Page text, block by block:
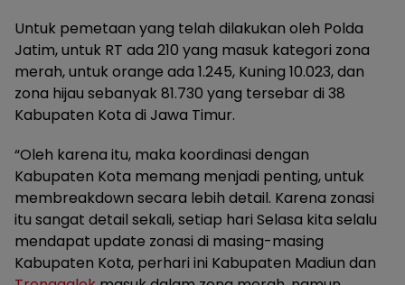
Untuk pemetaan yang telah dilakukan oleh Polda
Jatim, untuk RT ada 210 yang masuk kategori zona
merah, untuk orange ada 1.245, Kuning 10.023, dan
zona hijau sebanyak 81.730 yang tersebar di 38
Kabupaten Kota di Jawa Timur.
“Oleh karena itu, maka koordinasi dengan
Kabupaten Kota memang menjadi penting, untuk
membreakdown secara lebih detail. Karena zonasi
itu sangat detail sekali, setiap hari Selasa kita selalu
mendapat update zonasi di masing-masing
Kabupaten Kota, perhari ini Kabupaten Madiun dan